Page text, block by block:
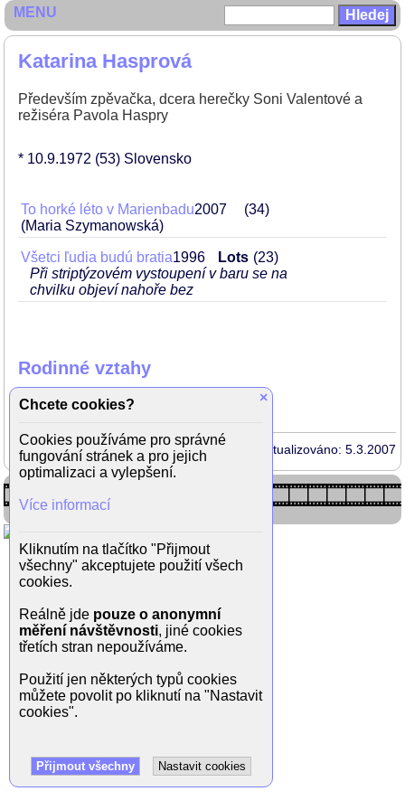
Katarina Hasprová
Především zpěvačka, dcera herečky Soni Valentové a
režiséra Pavola Haspry
* 10.9.1972 (53) Slovensko
To horké léto v Marienbadu2007
34
(Maria Szymanowská)
Všetci ľudia budú bratia1996 Lots
23
Při striptýzovém vystoupení v baru se na
chvilku objeví nahoře bez
Rodinné vztahy
matka Soňa Valentová
Aktualizováno: 5.3.2007
MENU
×
Chcete cookies?
Cookies používáme pro správné
fungování stránek a pro jejich
optimalizaci a vylepšení.
Více informací
Kliknutím na tlačítko "Přijmout
všechny" akceptujete použití všech
cookies.
Reálně jde pouze o anonymní
měření návštěvnosti, jiné cookies
třetích stran nepoužíváme.
Použití jen některých typů cookies
můžete povolit po kliknutí na "Nastavit
cookies".
Přijmout všechny Nastavit cookies